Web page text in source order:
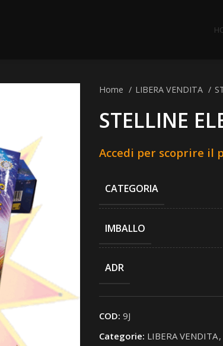
Home LIBERA VENDITA
STELLINE
Accedi per scoprire il
CATEGORIA
IMBALLO
ADR
COD: 9J
Categorie: LIBERA VENDITA,